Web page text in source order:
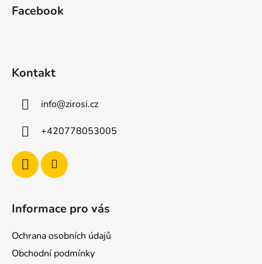
Facebook
Kontakt
info@zirosi.cz
+420778053005
Informace pro vás
Ochrana osobních údajů
Obchodní podmínky